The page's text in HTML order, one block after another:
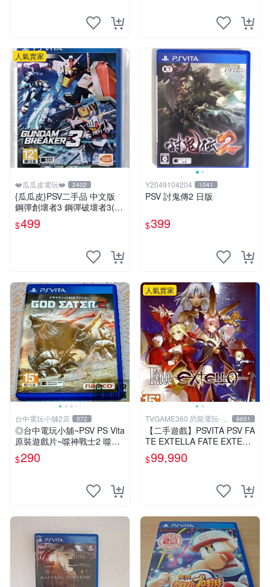
人氣賣家
❤️瓜瓜皮電玩❤️ 2402
{瓜瓜皮}PSV二手品 中文版
鋼彈創壞者3 鋼彈破壞者3(遊
戲都能回收)
$499
Y2049104204 1041
PSV 討鬼傳2 日版
$399
台中電玩小舖2店 572
◎台中電玩小舖~PSV PS Vita
原裝遊戲片~噬神戰士2 噬神
者2 ~290
$290
人氣賣家
TVGAME360 恐龍電玩-台
中店
8651
【二手遊戲】PSVITA PSV FA
TE EXTELLA FATE EXTELL
A 中文版【台中恐龍電玩】
$99,990